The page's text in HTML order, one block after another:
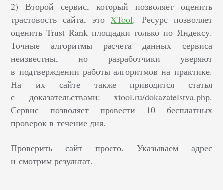
2) Второй сервис, который позволяет оценить
трастовость сайта, это XTool. Ресурс позволяет
оценить Trust Rank площадки только по Яндексу.
Точные алгоритмы расчета данных сервиса
неизвестны, но разработчики уверяют
в подтверждении работы алгоритмов на практике.
На их сайте также приводится статья
с доказательствами: xtool.ru/dokazatelstva.php.
Сервис позволяет провести 10 бесплатных
проверок в течение дня.
Проверить сайт просто. Указываем адрес
и смотрим результат.